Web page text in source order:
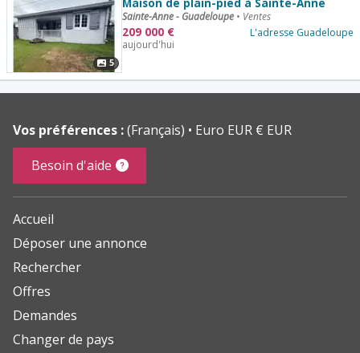
5
Sainte-Anne - Guadeloupe • Ventes
209 000 €
aujourd'hui
L'adresse Guadeloupe
Vos préférences :(Français)
Euro EUR € EUR
Besoin d'aide
Accueil
Déposer une annonce
Rechercher
Offres
Demandes
Changer de pays